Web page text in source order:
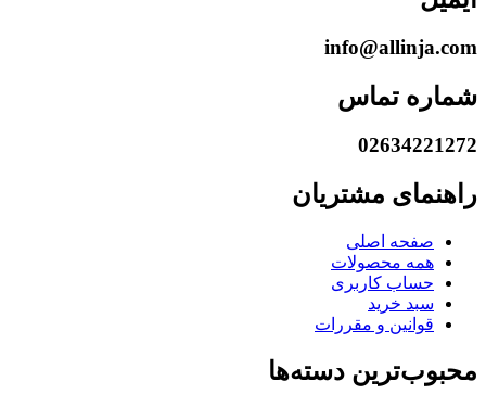
info@allinja.com
شماره تماس
02634221272
راهنمای مشتریان
صفحه اصلی
همه محصولات
حساب کاربری
سبد خرید
قوانین و مقررات
محبوب‌ترین دسته‌ها